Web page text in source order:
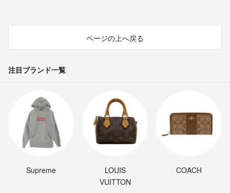
ページの上へ戻る
注目ブランド一覧
Supreme
LOUIS
VUITTON
COACH